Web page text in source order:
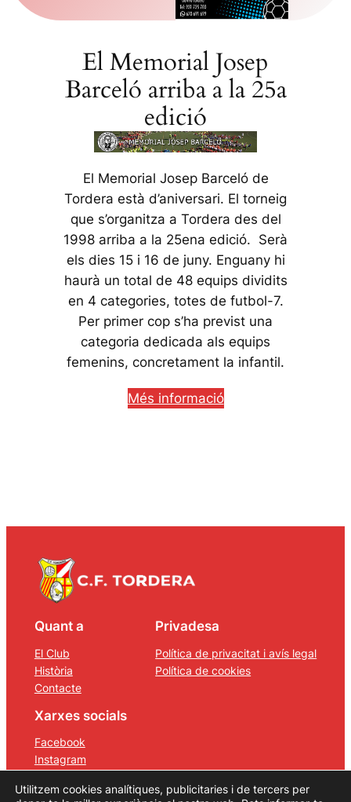
El Memorial Josep
Barceló arriba a la 25a
edició
El Memorial Josep Barceló de
Tordera està d’aniversari. El torneig
que s’organitza a Tordera des del
1998 arriba a la 25ena edició. Serà
els dies 15 i 16 de juny. Enguany hi
haurà un total de 48 equips dividits
en 4 categories, totes de futbol-7.
Per primer cop s’ha previst una
categoria dedicada als equips
femenins, concretament la infantil.
Més informació
Quant a
El Club
Història
Contacte
Privadesa
Política de privacitat i avís legal
Política de cookies
Xarxes socials
Facebook
Instagram
Utilitzem cookies analítiques, publicitaries i de tercers per